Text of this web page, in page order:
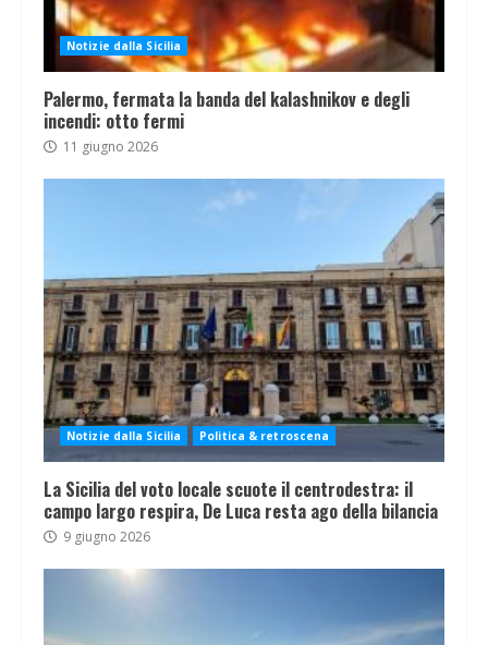
Notizie dalla Sicilia
Palermo, fermata la banda del kalashnikov e degli
incendi: otto fermi
11 giugno 2026
Notizie dalla Sicilia Politica & retroscena
La Sicilia del voto locale scuote il centrodestra: il
campo largo respira, De Luca resta ago della bilancia
9 giugno 2026